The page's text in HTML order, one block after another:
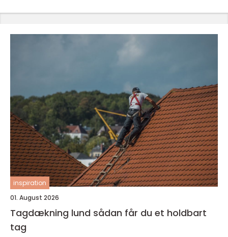
inspiration
01. August 2026
Tagdækning lund sådan får du et holdbart
tag